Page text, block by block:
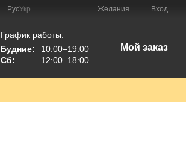
РусУкр Желания Вход
График работы:
Будние:
10:00–19:00
Сб:
12:00–18:00
Мой заказ